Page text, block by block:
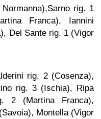
rig. 1
Franca), Iannini
Del Sante rig. 1 (Vigor
rig. 2 (Cosenza),
rig. 3 (Ischia), Ripa
2 (Martina Franca),
Montella (Vigor